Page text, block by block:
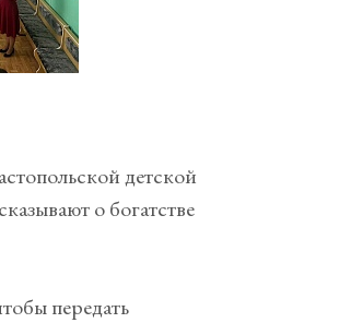
детской
о богатстве
передать